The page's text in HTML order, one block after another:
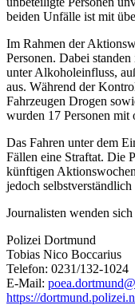
beiden Unfälle ist mit
Im Rahmen der
Personen. Dabei
unter Alkoholeinfluss,
aus. Während der
Fahrzeugen Drogen
wurden 17 Personen mit
Das Fahren unter dem
Fällen eine Straftat. Die
künftigen
jedoch
Journalisten wenden
Polizei Dortmund
Tobias Nico Boccarius
Telefon: 0231/132-1024
E-Mail:
https://